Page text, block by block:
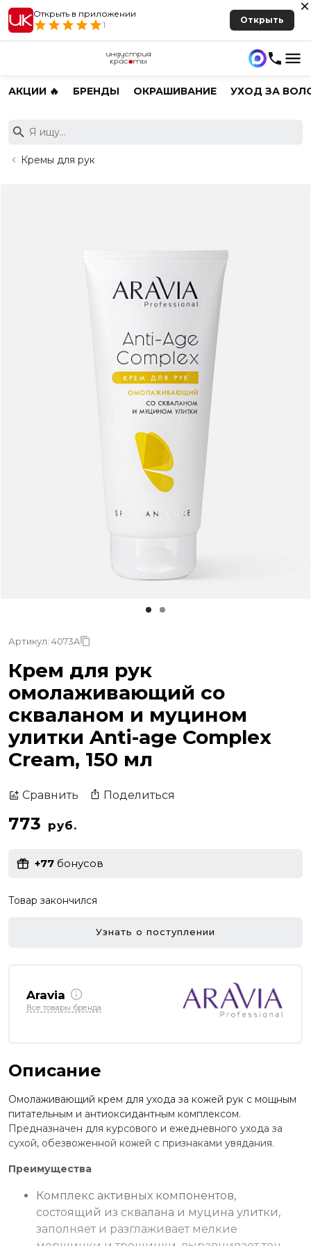
Открыть в приложении
1
Открыть
АКЦИИ 🔥 БРЕНДЫ ОКРАШИВАНИЕ УХОД ЗА
Кремы для рук
Артикул: 4073A
Крем для рук
омолаживающий со
скваланом и муцином
улитки Anti-age Complex
Cream, 150 мл
Сравнить Поделиться
773 руб.
+77 бонусов
Товар закончился
Узнать о поступлении
Aravia
Все товары бренда
Описание
Омолаживающий крем для ухода за кожей рук с мощным
питательным и антиоксидантным комплексом.
Предназначен для курсового и ежедневного ухода за
сухой, обезвоженной кожей с признаками увядания.
Преимущества
Комплекс активных компонентов,
состоящий из сквалана и муцина улитки,
заполняет и разглаживает мелкие